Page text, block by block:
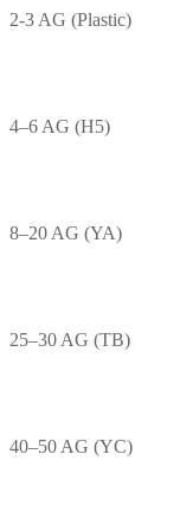
2-3 AG (Plastic)
4–6 AG (H5)
8–20 AG (YA)
25–30 AG (TB)
40–50 AG (YC)